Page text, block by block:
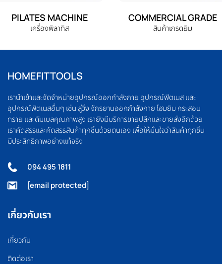
PILATES MACHINE
เครื่องพิลาทิส
COMMERCIAL GRADE
สินค้าเกรดยิม
HOMEFITTOOLS
เรานำเข้าและจัดจำหน่ายอุปกรณ์ออกกำลังกาย อุปกรณ์ฟิตเนส และ
อุปกรณ์ฟิตเนสอื่นๆ เช่น ลู่วิ่ง จักรยานออกกำลังกาย โฮมยิม กระสอบ
ทราย และดัมเบลคุณภาพสูง เรายังมีบริการขายปลีกและขายส่งอีกด้วย
เราคัดสรรและคัดสรรสินค้าทุกชิ้นด้วยตนเอง เพื่อให้มั่นใจว่าสินค้าทุกชิ้น
มีประสิทธิภาพอย่างแท้จริง
094 495 1811
[email protected]
เกี่ยวกับเรา
เกี่ยวกับ
ติดต่อเรา